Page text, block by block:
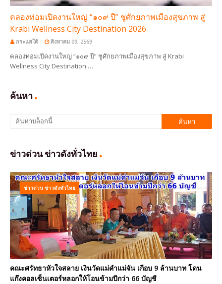
คลองท่อมเปิดงานใหญ่ “๑๐๙ ปี” ชูศักยภาพเมืองสุขภาพ สู่
Krabi Wellness City Destination 2026
กระแสใต้ สิงหาคม 09, 2569
คลองท่อมเปิดงานใหญ่ “๑๐๙ ปี” ชูศักยภาพเมืองสุขภาพ สู่ Krabi
Wellness City Destination …
ค้นหา
ข่าวด่วน ข่าวดังทั่วไทย
ข่าวด่วน ข่าวดังทั่วไทย
คณะศรัทธาหัวใจสลาย เงินวัดแม่คำแม่จัน เกือบ 9 ล้านบาท โดน
แก๊งคอลเซ็นเตอร์หลอกให้โอนข้ามปีกว่า 66 บัญชี